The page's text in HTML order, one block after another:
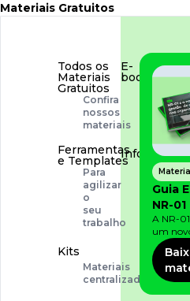
Materiais Gratuitos
Todos os
Materiais
Gratuitos
Confira
nossos
materiais
E-
book
seu
Ferramentas
e Templates
Para
agilizar
o
seu
trabalho
Infográfico
prático
rápido
Kits
Materiais
centralizados
Guia
NR-01
A NR-
um
agora,
fatores